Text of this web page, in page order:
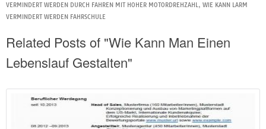
VERMINDERT WERDEN DURCH FAHREN MIT HOHER MOTORDREHZAHL , WIE KANN LARM
VERMINDERT WERDEN FAHRSCHULE
Related Posts of "Wie Kann Man Einen
Lebenslauf Gestalten"